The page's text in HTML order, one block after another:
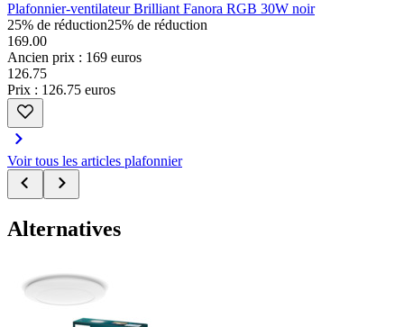
Plafonnier-ventilateur Brilliant Fanora RGB 30W noir
25% de réduction25% de réduction
169.00
Ancien prix : 169 euros
126.75
Prix : 126.75 euros
Voir tous les articles plafonnier
Alternatives